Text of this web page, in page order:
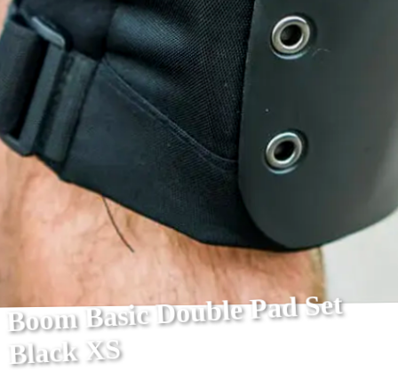
Boom Basic Double Pad Set
Black XS